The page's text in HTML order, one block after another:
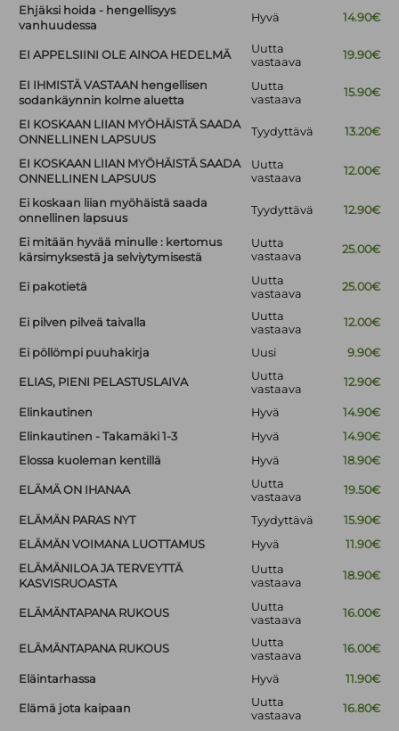
Ehjäksi hoida - hengellisyys
vanhuudessa
Hyvä 14.90€
EI APPELSIINI OLE AINOA HEDELMÄ
Uutta
vastaava
19.90€
EI IHMISTÄ VASTAAN hengellisen
sodankäynnin kolme aluetta
Uutta
vastaava
15.90€
EI KOSKAAN LIIAN MYÖHÄISTÄ SAADA
ONNELLINEN LAPSUUS
Tyydyttävä 13.20€
EI KOSKAAN LIIAN MYÖHÄISTÄ SAADA
ONNELLINEN LAPSUUS
Uutta
vastaava
12.00€
Ei koskaan liian myöhäistä saada
onnellinen lapsuus
Tyydyttävä 12.90€
Ei mitään hyvää minulle : kertomus
kärsimyksestä ja selviytymisestä
Uutta
vastaava
25.00€
Ei pakotietä
Uutta
vastaava
25.00€
Ei pilven pilveä taivalla
Uutta
vastaava
12.00€
Ei pöllömpi puuhakirja Uusi 9.90€
ELIAS, PIENI PELASTUSLAIVA
Uutta
vastaava
12.90€
Elinkautinen Hyvä
14.90€
Elinkautinen - Takamäki 1-3
Hyvä
14.90€
Elossa kuoleman kentillä
Hyvä 18.90€
ELÄMÄ ON IHANAA
Uutta
vastaava
19.50€
ELÄMÄN PARAS NYT Tyydyttävä
15.90€
ELÄMÄN VOIMANA LUOTTAMUS
Hyvä
11.90€
ELÄMÄNILOA JA TERVEYTTÄ
KASVISRUOASTA
Uutta
vastaava
18.90€
ELÄMÄNTAPANA RUKOUS
Uutta
vastaava
16.00€
ELÄMÄNTAPANA RUKOUS
Uutta
vastaava
16.00€
Eläintarhassa Hyvä 11.90€
Elämä jota kaipaan
Uutta
vastaava
16.80€